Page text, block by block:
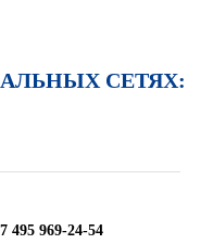
СЕТЯХ:
495 969-24-54